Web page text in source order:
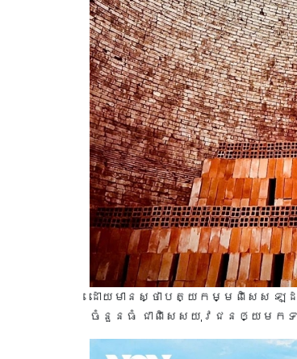
ដោយមានស្ថាបត្យកម្មពិសេស ឡ
ចំនួនធំ ជាពិសេសយុវជនឲ្យមក